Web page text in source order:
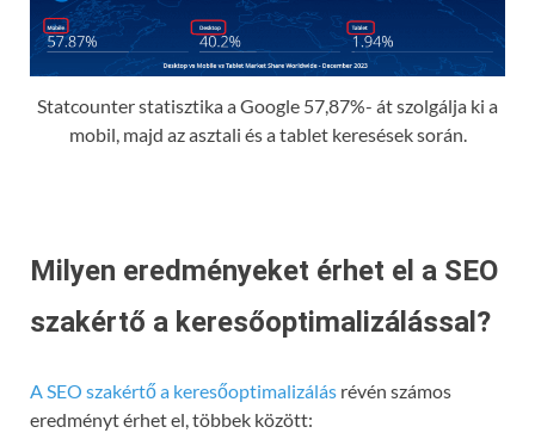
Statcounter statisztika a Google 57,87%- át szolgálja ki a
mobil, majd az asztali és a tablet keresések során.
Milyen eredményeket érhet el a SEO
szakértő a keresőoptimalizálással?
A SEO szakértő a keresőoptimalizálás révén számos
eredményt érhet el, többek között: